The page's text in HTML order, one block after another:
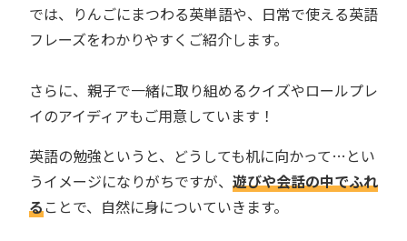
では、りんごにまつわる英単語や、日常で使える英語
フレーズをわかりやすくご紹介します。
さらに、親子で一緒に取り組めるクイズやロールプレ
イのアイディアもご用意しています！
英語の勉強というと、どうしても机に向かって…とい
うイメージになりがちですが、 遊びや会話の中でふれ
ることで、自然に身についていきます。